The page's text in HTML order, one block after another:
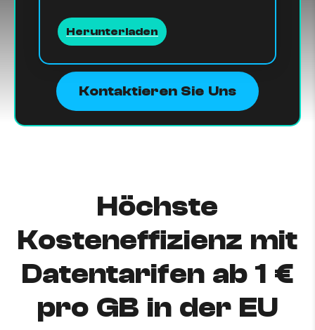
Herunterladen
Kontaktieren Sie Uns
Höchste
Kosteneffizienz mit
Datentarifen ab 1 €
pro GB in der EU